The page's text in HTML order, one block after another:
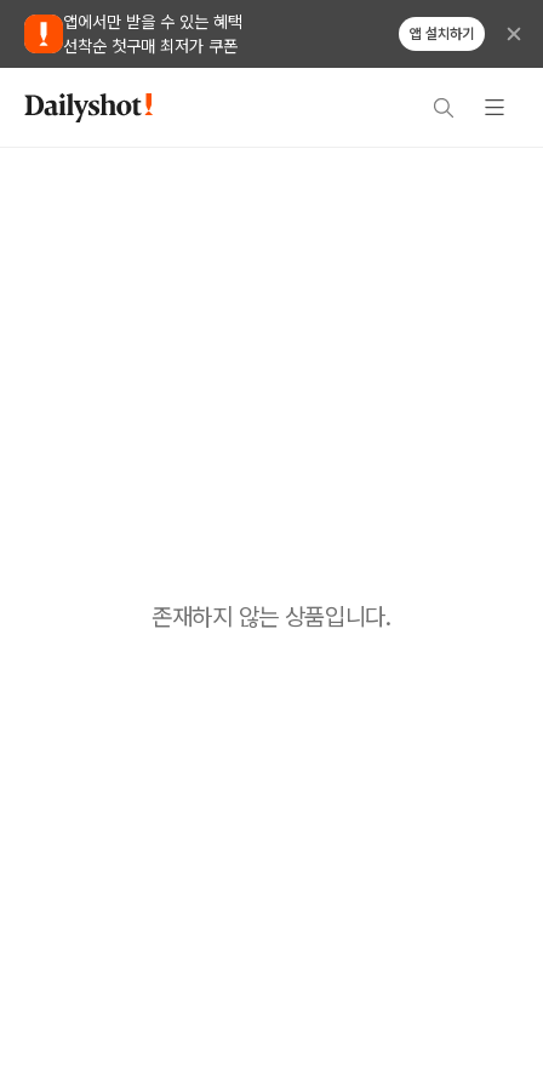
앱에서만 받을 수 있는 혜택
선착순 첫구매 최저가 쿠폰
앱 설치하기
존재하지 않는 상품입니다.